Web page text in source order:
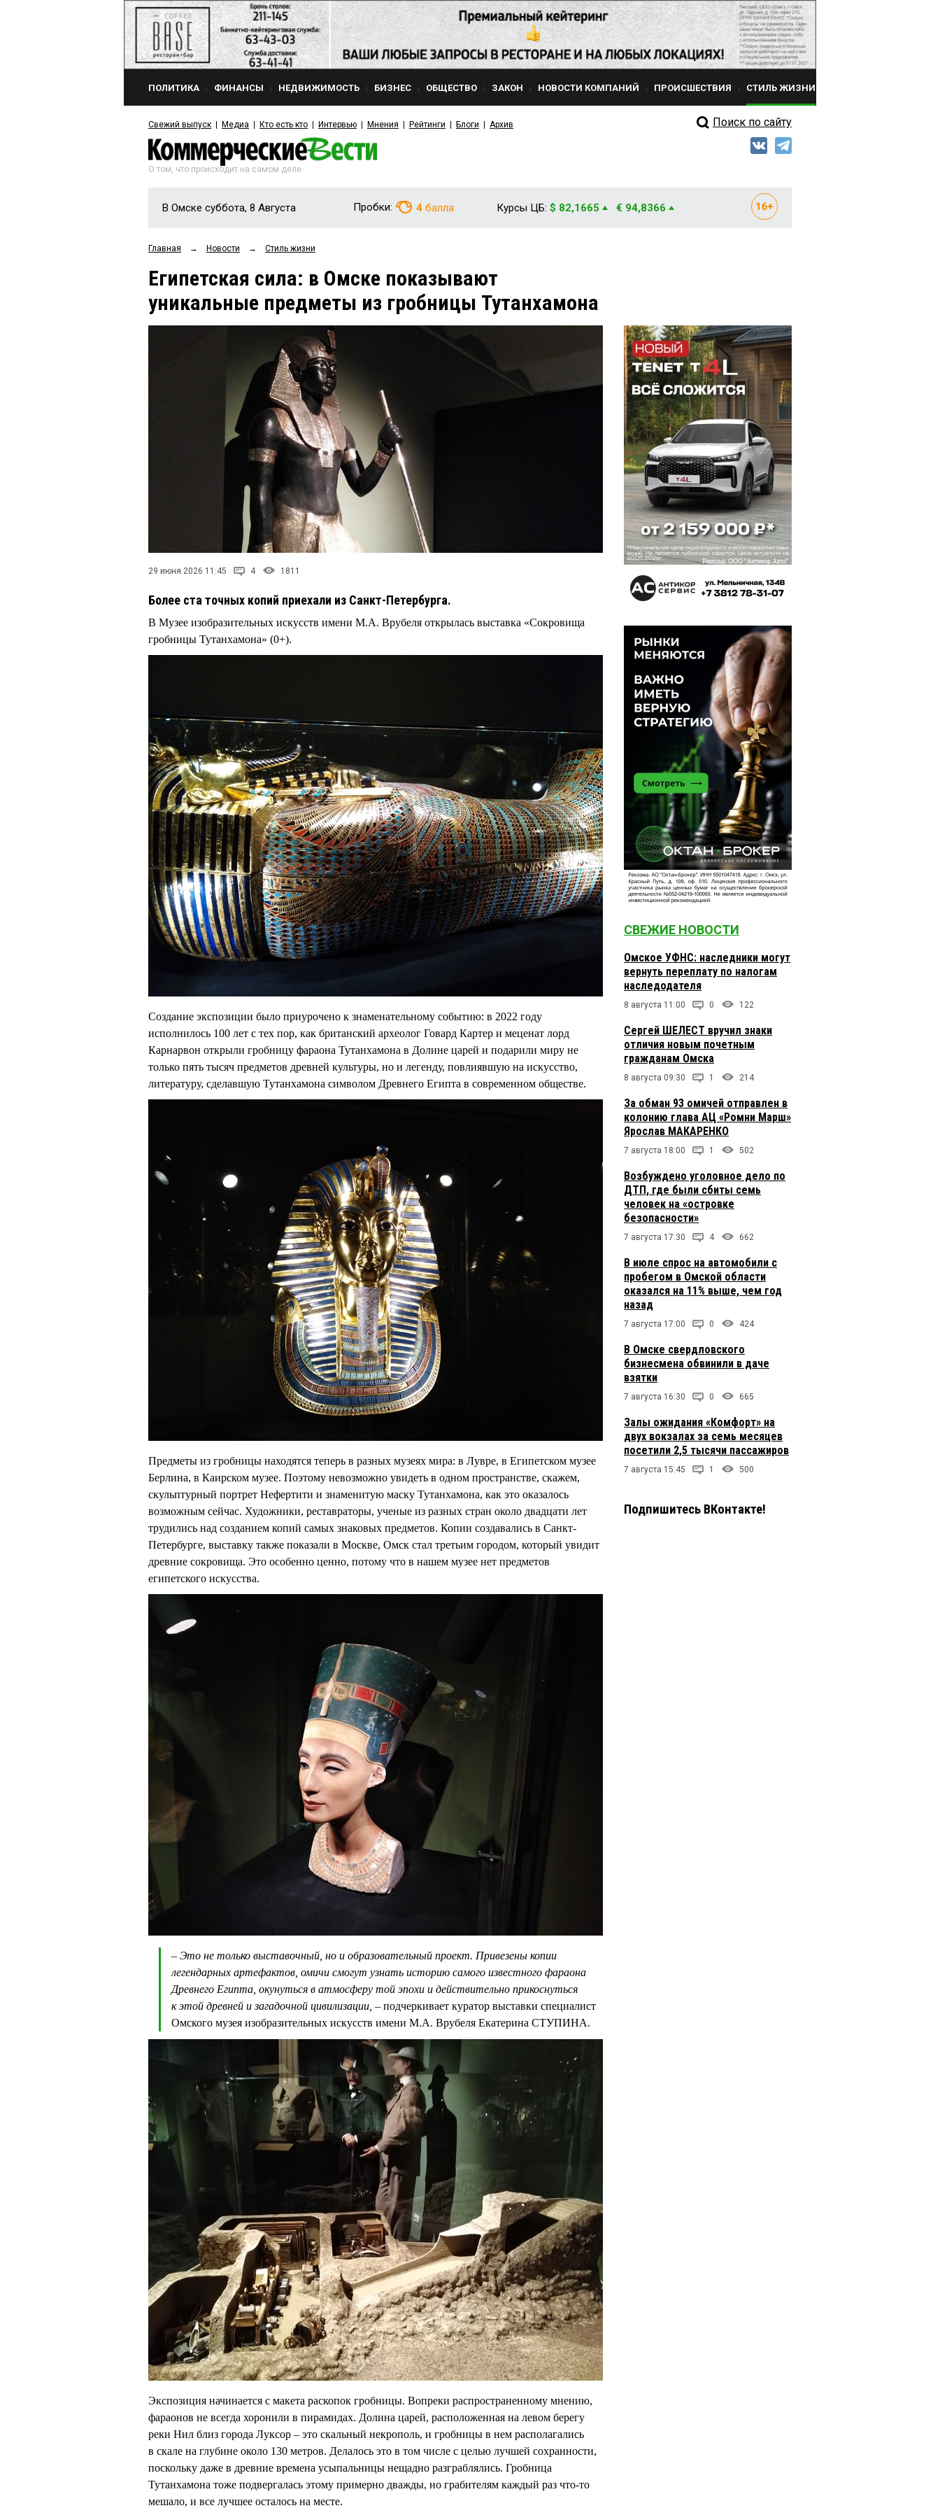
ПОЛИТИКА ФИНАНСЫ НЕДВИЖИМОСТЬ БИЗНЕС ОБЩЕСТВО ЗАКОН НОВОСТИ КОМПАНИЙ ПРОИСШЕСТВИЯ СТИЛЬ ЖИЗНИ
Свежий выпуск Медиа Кто есть кто Интервью Мнения Рейтинги Блоги Архив Поиск по сайту
О том, что происходит на самом деле
В Омске суббота, 8 Августа Пробки: 4 балла Курсы ЦБ: $ 82,1665 € 94,8366
Главная → Новости → Стиль жизни
Египетская сила: в Омске показывают
уникальные предметы из гробницы Тутанхамона
29 июня 2026 11:45 4 1811
Более ста точных копий приехали из Санкт-Петербурга.
В Музее изобразительных искусств имени М.А. Врубеля открылась выставка «Сокровища
гробницы Тутанхамона» (0+).
Создание экспозиции было приурочено к знаменательному событию: в 2022 году
исполнилось 100 лет с тех пор, как британский археолог Говард Картер и меценат лорд
Карнарвон открыли гробницу фараона Тутанхамона в Долине царей и подарили миру не
только пять тысяч предметов древней культуры, но и легенду, повлиявшую на искусство,
литературу, сделавшую Тутанхамона символом Древнего Египта в современном обществе.
Предметы из гробницы находятся теперь в разных музеях мира: в Лувре, в Египетском музее
Берлина, в Каирском музее. Поэтому невозможно увидеть в одном пространстве, скажем,
скульптурный портрет Нефертити и знаменитую маску Тутанхамона, как это оказалось
возможным сейчас. Художники, реставраторы, ученые из разных стран около двадцати лет
трудились над созданием копий самых знаковых предметов. Копии создавались в Санкт-
Петербурге, выставку также показали в Москве, Омск стал третьим городом, который увидит
древние сокровища. Это особенно ценно, потому что в нашем музее нет предметов
египетского искусства.
– Это не только выставочный, но и образовательный проект. Привезены копии
легендарных артефактов, омичи смогут узнать историю самого известного фараона
Древнего Египта, окунуться в атмосферу той эпохи и действительно прикоснуться
к этой древней и загадочной цивилизации, – подчеркивает куратор выставки специалист
Омского музея изобразительных искусств имени М.А. Врубеля Екатерина СТУПИНА.
Экспозиция начинается с макета раскопок гробницы. Вопреки распространенному мнению,
фараонов не всегда хоронили в пирамидах. Долина царей, расположенная на левом берегу
реки Нил близ города Луксор – это скальный некрополь, и гробницы в нем располагались
в скале на глубине около 130 метров. Делалось это в том числе с целью лучшей сохранности,
поскольку даже в древние времена усыпальницы нещадно разграблялись. Гробница
Тутанхамона тоже подвергалась этому примерно дважды, но грабителям каждый раз что-то
мешало, и все лучшее осталось на месте.
СВЕЖИЕ НОВОСТИ
Омское УФНС: наследники могут
вернуть переплату по налогам
наследодателя
8 августа 11:00 0 122
Сергей ШЕЛЕСТ вручил знаки
отличия новым почетным
гражданам Омска
8 августа 09:30 1 214
За обман 93 омичей отправлен в
колонию глава АЦ «Ромни Марш»
Ярослав МАКАРЕНКО
7 августа 18:00 1 502
Возбуждено уголовное дело по
ДТП, где были сбиты семь
человек на «островке
безопасности»
7 августа 17:30 4 662
В июле спрос на автомобили с
пробегом в Омской области
оказался на 11% выше, чем год
назад
7 августа 17:00 0 424
В Омске свердловского
бизнесмена обвинили в даче
взятки
7 августа 16:30 0 665
Залы ожидания «Комфорт» на
двух вокзалах за семь месяцев
посетили 2,5 тысячи пассажиров
7 августа 15:45 1 500
Подпишитесь ВКонтакте!